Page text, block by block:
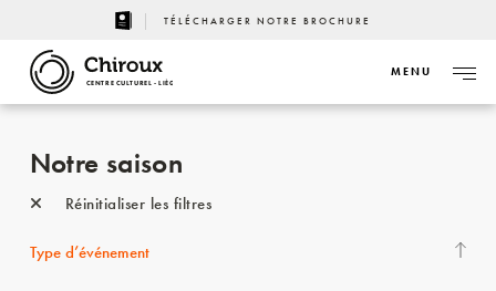
TÉLÉCHARGER NOTRE BROCHURE
CENTRE CULTUREL - LIÈGE
MENU
Notre saison
Réinitialiser les filtres
Type d’événement